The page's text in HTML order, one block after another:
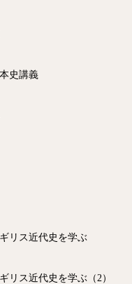
史講義
リス近代史を学ぶ
リス近代史を学ぶ（2）